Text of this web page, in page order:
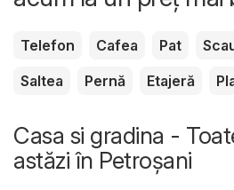
Telefon Cafea Pat
Saltea
Pernă Etajeră
Casa si gradina -
astăzi în Petroșani